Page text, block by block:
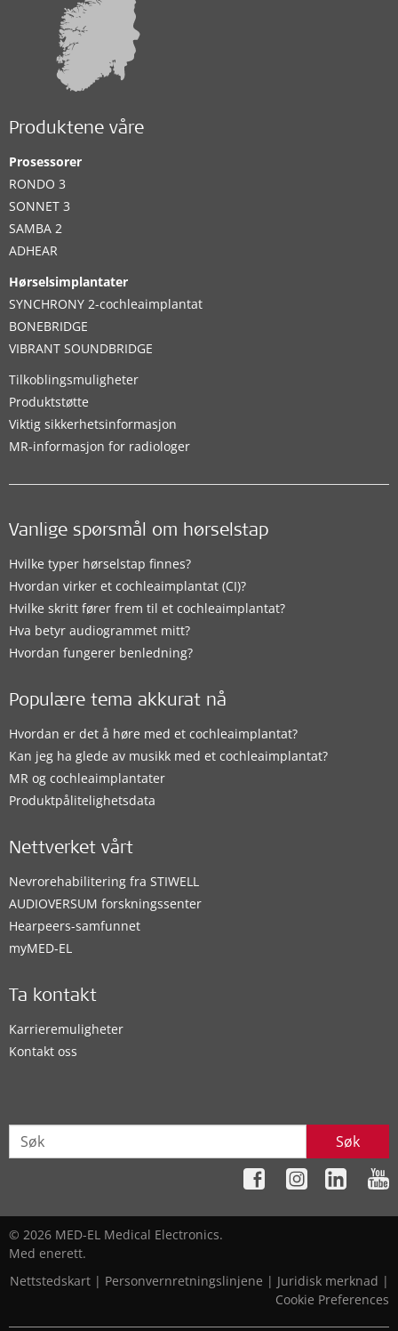
Produktene våre
Prosessorer
RONDO 3
SONNET 3
SAMBA 2
ADHEAR
Hørselsimplantater
SYNCHRONY 2-cochleaimplantat
BONEBRIDGE
VIBRANT SOUNDBRIDGE
Tilkoblingsmuligheter
Produktstøtte
Viktig sikkerhetsinformasjon
MR-informasjon for radiologer
Vanlige spørsmål om hørselstap
Hvilke typer hørselstap finnes?
Hvordan virker et cochleaimplantat (CI)?
Hvilke skritt fører frem til et cochleaimplantat?
Hva betyr audiogrammet mitt?
Hvordan fungerer benledning?
Populære tema akkurat nå
Hvordan er det å høre med et cochleaimplantat?
Kan jeg ha glede av musikk med et cochleaimplantat?
MR og cochleaimplantater
Produktpålitelighetsdata
Nettverket vårt
Nevrorehabilitering fra STIWELL
AUDIOVERSUM forskningssenter
Hearpeers-samfunnet
myMED‑EL
Ta kontakt
Karrieremuligheter
Kontakt oss
Søk
© 2026 MED-EL Medical Electronics.
Med enerett.
Nettstedskart | Personvernretningslinjene | Juridisk merknad |
Cookie Preferences